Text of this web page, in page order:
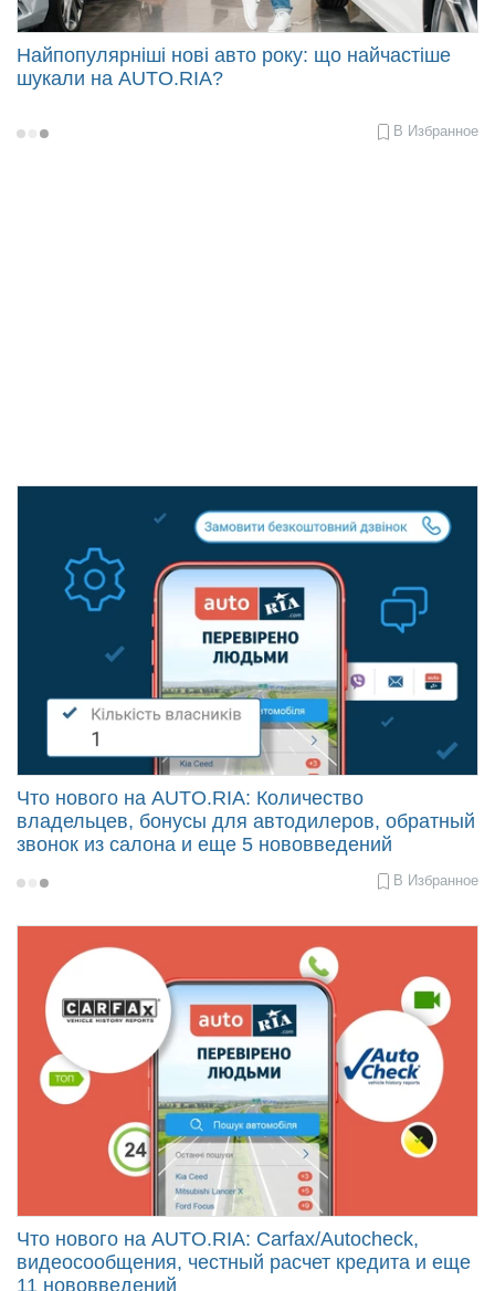
Найпопулярніші нові авто року: що найчастіше
шукали на AUTO.RIA?
2022-
В Избранное
Что нового на AUTO.RIA: Количество
владельцев, бонусы для автодилеров, обратный
звонок из салона и еще 5 нововведений
2021-
В Избранное
Что нового на AUTO.RIA: Carfax/Autocheck,
видеосообщения, честный расчет кредита и еще
11 нововведений